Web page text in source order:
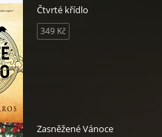
Čtvrté křídlo
349 Kč
Zasněžené Vánoce